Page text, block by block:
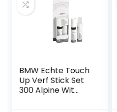
BMW Echte Touch
Up Verf Stick Set
300 Alpine Wit